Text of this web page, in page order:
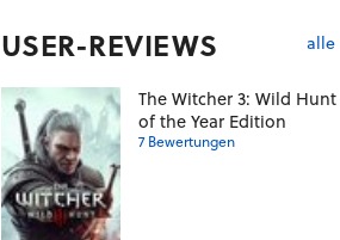
USER-REVIEWS alle
The Witcher 3: Wild
of the Year Edition
7 Bewertungen